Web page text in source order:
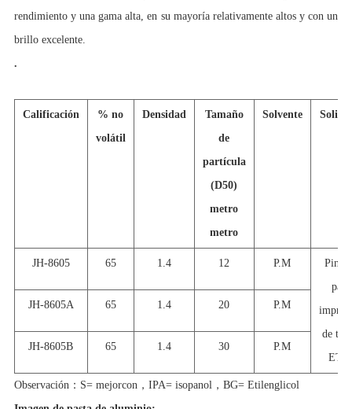
rendimiento y una gama alta, en su mayoría relativamente altos y con un
brillo excelente.
.
Calificación
% no
volátil
Densidad
Tamaño
de
partícula
(D50)
metro
metro
Solvente
JH-8605 65 1.4 12 P.M
para
de
JH-8605A 65 1.4 20 P.M
JH-8605B 65 1.4 30 P.M
Observación： S= mejorcon， IPA= isopanol， BG= Etilenglicol